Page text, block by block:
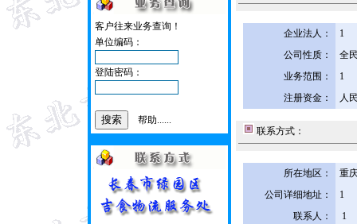
客户往来业务查询！
单位编码：
登陆密码：
帮助......
企业法人：
1
公司性质：
全
业务范围：
1
注册资金：
人
联系方式：
所在地区：
重
公司详细地址：
1
联系人：
1